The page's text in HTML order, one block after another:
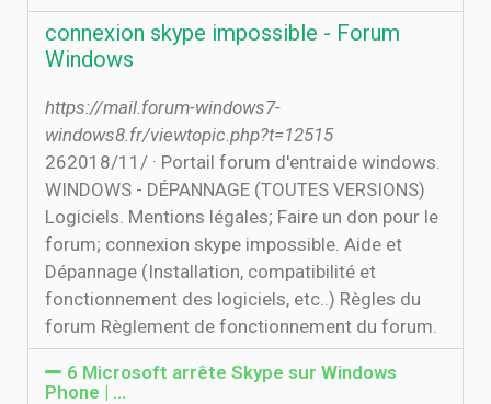
connexion skype impossible - Forum
Windows
https://mail.forum-windows7-
windows8.fr/viewtopic.php?t=12515
26‏‏/11‏‏/2018 · Portail forum d'entraide windows.
WINDOWS - DÉPANNAGE (TOUTES VERSIONS)
Logiciels. Mentions légales; Faire un don pour le
forum; connexion skype impossible. Aide et
Dépannage (Installation, compatibilité et
fonctionnement des logiciels, etc..) Règles du
forum Règlement de fonctionnement du forum.
6 Microsoft arrête Skype sur Windows
Phone | …